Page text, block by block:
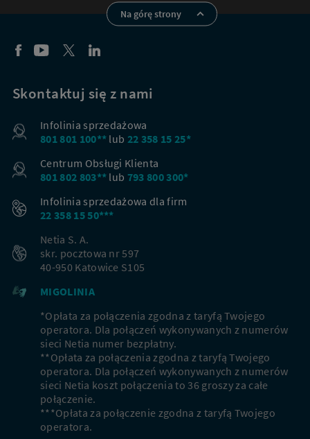
Na górę strony
Skontaktuj się z nami
Infolinia sprzedażowa
801 801 100** lub 22 358 15 25*
Centrum Obsługi Klienta
801 802 803** lub 793 800 300*
Infolinia sprzedażowa dla firm
22 358 15 50***
Netia S. A.
skr. pocztowa nr 597
40-950 Katowice S105
MIGOLINIA
*Opłata za połączenia zgodna z taryfą Twojego
operatora. Dla połączeń wykonywanych z numerów
sieci Netia numer bezpłatny.
**Opłata za połączenia zgodna z taryfą Twojego
operatora. Dla połączeń wykonywanych z numerów
sieci Netia koszt połączenia to 36 groszy za całe
połączenie.
***Opłata za połączenie zgodna z taryfą Twojego
operatora.
Podaj adres, aby dopasować ofertę do Twojej
lokalizacji
Miejscowość
Ulica